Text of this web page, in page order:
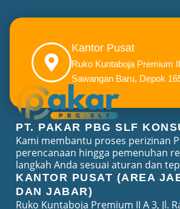
Kantor Pusat
Ruko Kuntaboja Premium
Sawangan Baru, Depok
PT. PAKAR PBG SLF
Kami membantu proses perizinan
perencanaan hingga pemenuhan
langkah Anda sesuai aturan dan
KANTOR PUSAT (AREA
DAN JABAR)
Ruko Kuntaboja Premium II A 3, Jl.